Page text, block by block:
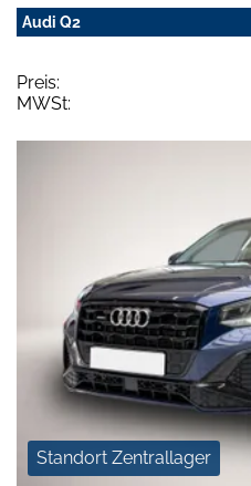
Audi Q2
Preis:
MWSt:
Standort Zentrallager